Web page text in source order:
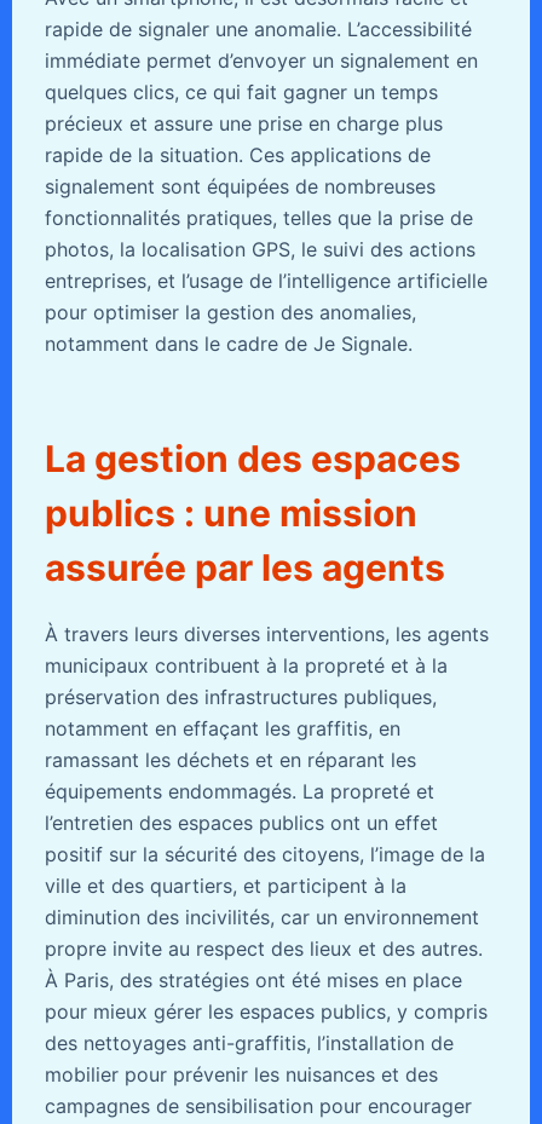
rapide de signaler une anomalie. L’accessibilité
immédiate permet d’envoyer un signalement en
quelques clics, ce qui fait gagner un temps
précieux et assure une prise en charge plus
rapide de la situation. Ces applications de
signalement sont équipées de nombreuses
fonctionnalités pratiques, telles que la prise de
photos, la localisation GPS, le suivi des actions
entreprises, et l’usage de l’intelligence artificielle
pour optimiser la gestion des anomalies,
notamment dans le cadre de Je Signale.
La gestion des espaces
publics : une mission
assurée par les agents
À travers leurs diverses interventions, les agents
municipaux contribuent à la propreté et à la
préservation des infrastructures publiques,
notamment en effaçant les graffitis, en
ramassant les déchets et en réparant les
équipements endommagés. La propreté et
l’entretien des espaces publics ont un effet
positif sur la sécurité des citoyens, l’image de la
ville et des quartiers, et participent à la
diminution des incivilités, car un environnement
propre invite au respect des lieux et des autres.
À Paris, des stratégies ont été mises en place
pour mieux gérer les espaces publics, y compris
des nettoyages anti-graffitis, l’installation de
mobilier pour prévenir les nuisances et des
campagnes de sensibilisation pour encourager